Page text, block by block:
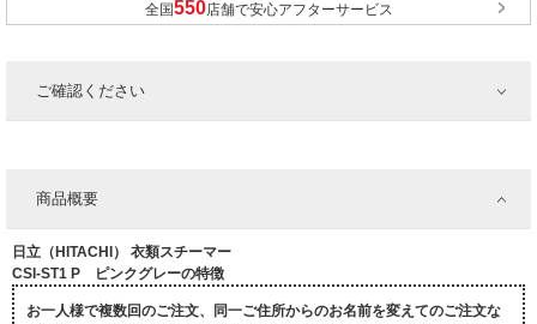
全国 店舗で安心アフターサービス
ご確認ください
商品概要
日立（HITACHI） 衣類スチーマー
CSI-ST1 P ピンクグレーの特徴
お一人様で複数回のご注文、同一ご住所からのお名前を変えてのご注文な